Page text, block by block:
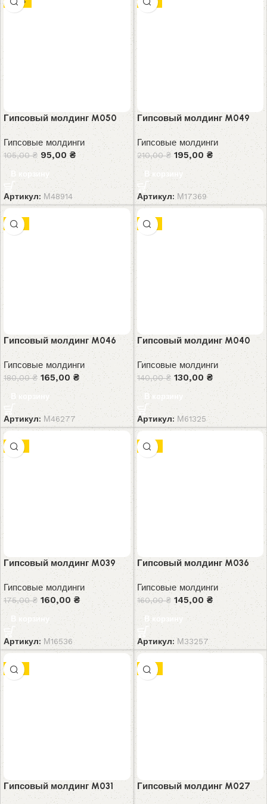
Гипсовый молдинг M050
Гипсовые молдинги
105,00₴ 95,00 ₴
В корзину
Артикул:М48914
Гипсовый молдинг M049
Гипсовые молдинги
210,00₴ 195,00 ₴
В корзину
Артикул: М17369
-8%
Гипсовый молдинг M046
Гипсовые молдинги
180,00₴ 165,00 ₴
В корзину
Артикул: М46277
-7%
Гипсовый молдинг M040
Гипсовые молдинги
140,00₴ 130,00₴
В корзину
Артикул: М61325
-9%
Гипсовый молдинг M039
Гипсовые молдинги
175,00₴ 160,00 ₴
В корзину
Артикул:М16536
-9%
Гипсовый молдинг M036
Гипсовые молдинги
160,00₴ 145,00 ₴
В корзину
Артикул:М33257
-9%
Гипсовый молдинг M031
-8%
Гипсовый молдинг M027